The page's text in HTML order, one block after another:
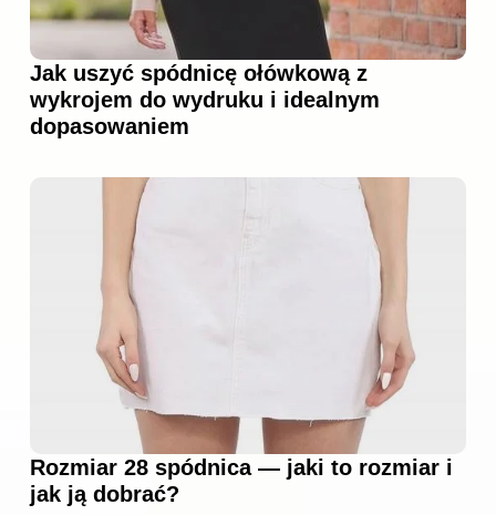
Jak uszyć spódnicę ołówkową z
wykrojem do wydruku i idealnym
dopasowaniem
Rozmiar 28 spódnica — jaki to rozmiar i
jak ją dobrać?